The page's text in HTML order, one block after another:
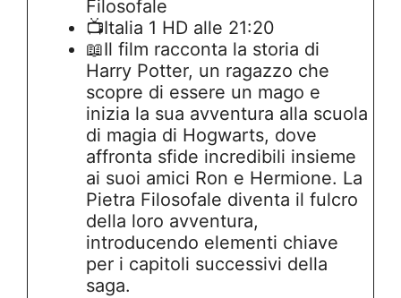
Filosofale
📺Italia 1 HD alle 21:20
📖Il film racconta la storia di
Harry Potter, un ragazzo che
scopre di essere un mago e
inizia la sua avventura alla scuola
di magia di Hogwarts, dove
affronta sfide incredibili insieme
ai suoi amici Ron e Hermione. La
Pietra Filosofale diventa il fulcro
della loro avventura,
introducendo elementi chiave
per i capitoli successivi della
saga.